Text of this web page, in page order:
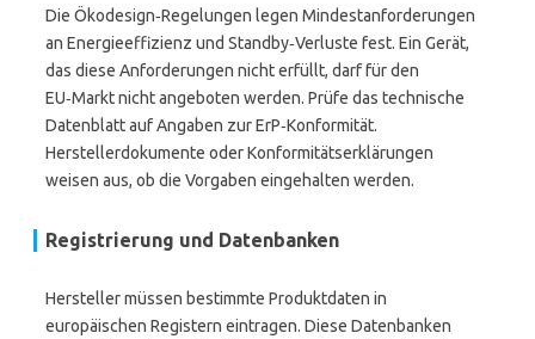
Die Ökodesign‑Regelungen legen Mindestanforderungen
an Energieeffizienz und Standby‑Verluste fest. Ein Gerät,
das diese Anforderungen nicht erfüllt, darf für den
EU‑Markt nicht angeboten werden. Prüfe das technische
Datenblatt auf Angaben zur ErP‑Konformität.
Herstellerdokumente oder Konformitätserklärungen
weisen aus, ob die Vorgaben eingehalten werden.
Registrierung und Datenbanken
Hersteller müssen bestimmte Produktdaten in
europäischen Registern eintragen. Diese Datenbanken